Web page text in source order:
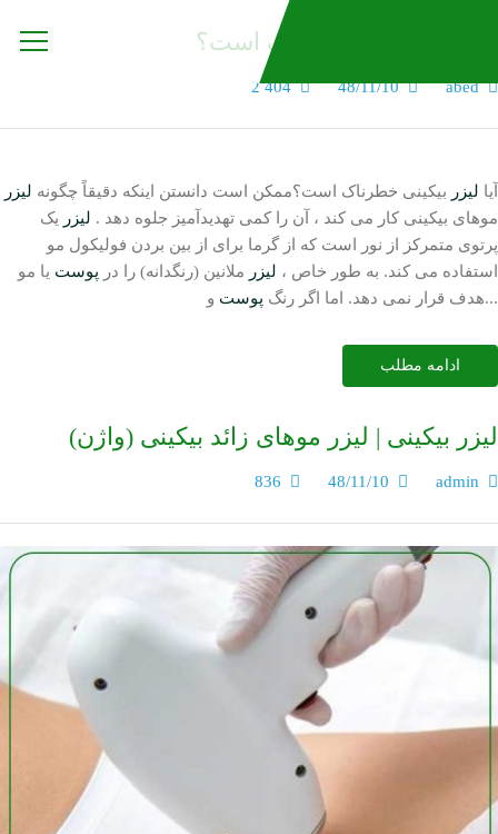
آیا لیزر بیکینی خطرناک است؟
abed
48/11/10
2 404
آیا لیزر بیکینی خطرناک است؟ممکن است دانستن اینکه دقیقاً چگونه لیزر
موهای بیکینی کار می کند ، آن را کمی تهدیدآمیز جلوه دهد . لیزر یک
پرتوی متمرکز از نور است که از گرما برای از بین بردن فولیکول مو
استفاده می کند. به طور خاص ، لیزر ملانین (رنگدانه) را در پوست یا مو
هدف قرار نمی دهد. اما اگر رنگ پوست و...
ادامه مطلب
لیزر بیکینی | لیزر موهای زائد بیکینی (واژن)
admin
48/11/10
836